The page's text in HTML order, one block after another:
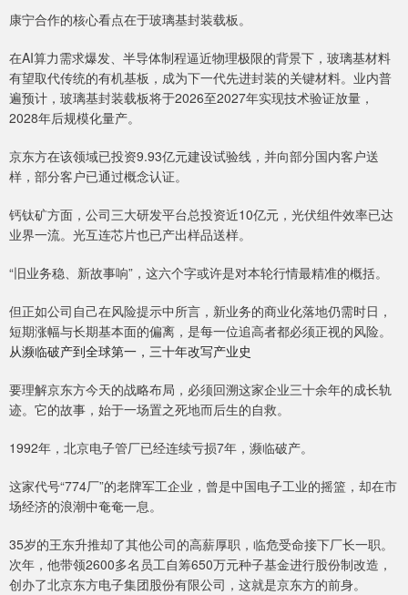
康宁合作的核心看点在于玻璃基封装载板。
在AI算力需求爆发、半导体制程逼近物理极限的背景下，玻璃基材料
有望取代传统的有机基板，成为下一代先进封装的关键材料。业内普
遍预计，玻璃基封装载板将于2026至2027年实现技术验证放量，
2028年后规模化量产。
京东方在该领域已投资9.93亿元建设试验线，并向部分国内客户送
样，部分客户已通过概念认证。
钙钛矿方面，公司三大研发平台总投资近10亿元，光伏组件效率已达
业界一流。光互连芯片也已产出样品送样。
“旧业务稳、新故事响”，这六个字或许是对本轮行情最精准的概括。
但正如公司自己在风险提示中所言，新业务的商业化落地仍需时日，
短期涨幅与长期基本面的偏离，是每一位追高者都必须正视的风险。
从濒临破产到全球第一，三十年改写产业史
要理解京东方今天的战略布局，必须回溯这家企业三十余年的成长轨
迹。它的故事，始于一场置之死地而后生的自救。
1992年，北京电子管厂已经连续亏损7年，濒临破产。
这家代号“774厂”的老牌军工企业，曾是中国电子工业的摇篮，却在市
场经济的浪潮中奄奄一息。
35岁的王东升推却了其他公司的高薪厚职，临危受命接下厂长一职。
次年，他带领2600多名员工自筹650万元种子基金进行股份制改造，
创办了北京东方电子集团股份有限公司，这就是京东方的前身。